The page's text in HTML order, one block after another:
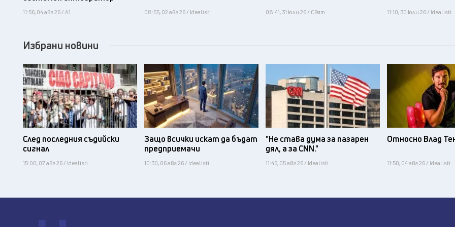
11:56, 04 авг 26 / А1 08:55, 02 авг 26 / Idealisti 08:41, 31 юли 26 / Свят 11:10, 30 юли 26 / Idealisti
Избрани новини
След последния съдийски
сигнал
15:00, 07 авг 26 / Idealisti
Защо всички искат да бъдат
предприемачи
10:30, 06 авг 26 / Idealisti
"Не става дума за пазарен
дял, а за CNN."
11:45, 05 авг 26 / Idealisti
Относно Влад
11:50, 04 авг 26 / Idealisti